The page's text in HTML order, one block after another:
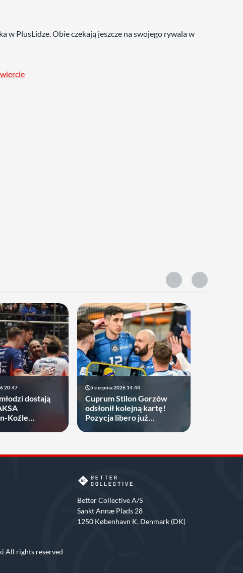
w PlusLidze. Obie czekają jeszcze na swojego rywala w
20:47
dostają
Koźle
5 sierpnia 2026 14:44
Cuprum Stilon Gorzów
odsłonił kolejną kartę!
Pozycja libero już
Better Collective A/S
Sankt Annæ Plads 28
1250 København K, Denmark (DK)
All rights reserved